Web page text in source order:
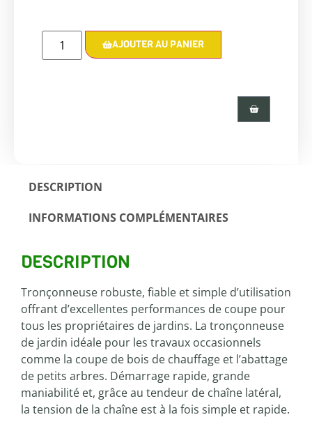
AJOUTER AU PANIER
DESCRIPTION
INFORMATIONS COMPLÉMENTAIRES
DESCRIPTION
Tronçonneuse robuste, fiable et simple d’utilisation
offrant d’excellentes performances de coupe pour
tous les propriétaires de jardins. La tronçonneuse
de jardin idéale pour les travaux occasionnels
comme la coupe de bois de chauffage et l’abattage
de petits arbres. Démarrage rapide, grande
maniabilité et, grâce au tendeur de chaîne latéral,
la tension de la chaîne est à la fois simple et rapide.